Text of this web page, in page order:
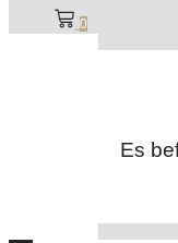
0
Es